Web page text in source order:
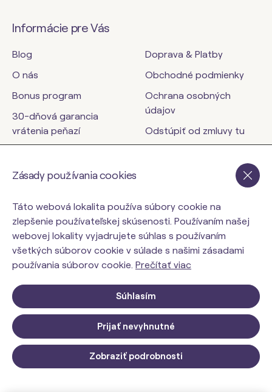
Informácie pre Vás
Blog
O nás
Bonus program
30-dňová garancia
vrátenia peňazí
Doprava & Platby
Obchodné podmienky
Ochrana osobných
údajov
Odstúpiť od zmluvy tu
orinbody.sk
© 2026 ORIN Slovakia, s.r.o.. Všetky práva vyhradené.
Upraviť nastavenia Cookies
Web dizajn: MARLOW DESIGN
Zásady používania cookies
Táto webová lokalita používa súbory cookie na
zlepšenie používateľskej skúsenosti. Používaním našej
webovej lokality vyjadrujete súhlas s používaním
všetkých súborov cookie v súlade s našimi zásadami
používania súborov cookie. Prečítať viac
Súhlasím
Prijať nevyhnutné
Zobraziť podrobnosti